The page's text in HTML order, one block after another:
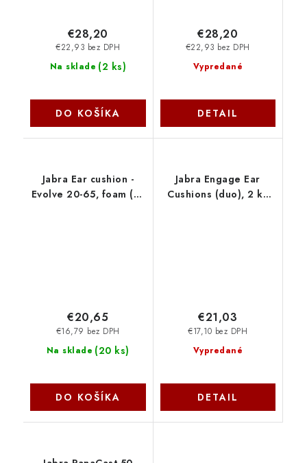
Na sklade (2 ks)
€22,93 bez DPH
€28,20
DO KOŠÍKA
Vypredané
€22,93 bez DPH
€28,20
DETAIL
Jabra Ear cushion -
Evolve 20-65, foam (10
Na sklade (20 ks)
€16,79 bez DPH
€20,65
DO KOŠÍKA
Jabra Engage Ear
Cushions (duo), 2 ks
Vypredané
€17,10 bez DPH
€21,03
DETAIL